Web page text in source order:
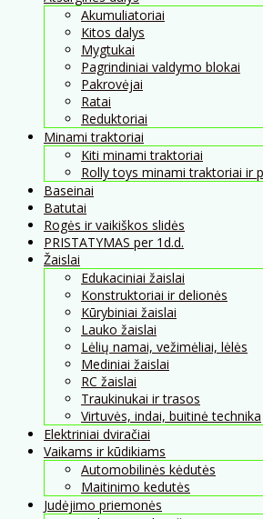
Akumuliatoriai
Kitos dalys
Mygtukai
Pagrindiniai valdymo blokai
Pakrovėjai
Ratai
Reduktoriai
Minami traktoriai
Kiti minami traktoriai
Rolly toys minami traktoriai ir
Baseinai
Batutai
Rogės ir vaikiškos slidės
PRISTATYMAS per 1d.d.
Žaislai
Edukaciniai žaislai
Konstruktoriai ir delionės
Kūrybiniai žaislai
Lauko žaislai
Lėlių namai, vežimėliai, lėlės
Mediniai žaislai
RC žaislai
Traukinukai ir trasos
Virtuvės, indai, buitinė technika
Elektriniai dviračiai
Vaikams ir kūdikiams
Automobilinės kėdutės
Maitinimo kedutės
Judėjimo priemonės